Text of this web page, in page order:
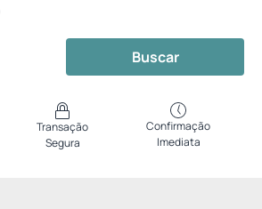
Buscar
Transação
Segura
Confirmação
Imediata